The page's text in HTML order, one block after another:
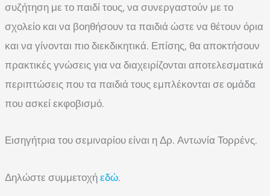
συζήτηση με το παιδί τους, να συνεργαστούν με το
σχολείο και να βοηθήσουν τα παιδιά ώστε να θέτουν όρια
και να γίνονται πιο διεκδικητικά. Επίσης, θα αποκτήσουν
πρακτικές γνώσεις για να διαχειρίζονται αποτελεσματικά
περιπτώσεις που τα παιδιά τους εμπλέκονται σε ομάδα
που ασκεί εκφοβισμό.
Εισηγήτρια του σεμιναρίου είναι η Δρ. Αντωνία Τορρένς.
Δηλώστε συμμετοχή εδώ.